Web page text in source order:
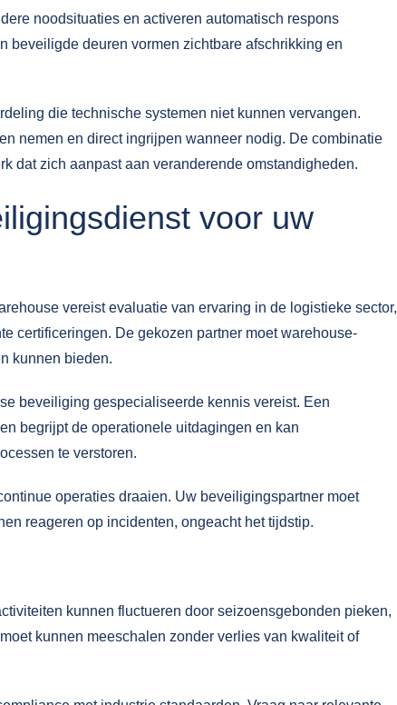
noodsituaties en activeren automatisch respons
beveiligde deuren vormen zichtbare afschrikking en
die technische systemen niet kunnen vervangen.
nemen en direct ingrijpen wanneer nodig. De combinatie
dat zich aanpast aan veranderende omstandigheden.
voor uw
vereist evaluatie van ervaring in de logistieke sector,
certificeringen. De gekozen partner moet warehouse-
kunnen bieden.
beveiliging gespecialiseerde kennis vereist. Een
begrijpt de operationele uitdagingen en kan
te verstoren.
operaties draaien. Uw beveiligingspartner moet
reageren op incidenten, ongeacht het tijdstip.
kunnen fluctueren door seizoensgebonden pieken,
kunnen meeschalen zonder verlies van kwaliteit of